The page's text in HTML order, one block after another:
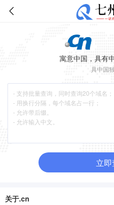
寓意中国，具有
具中国
立
关于.cn